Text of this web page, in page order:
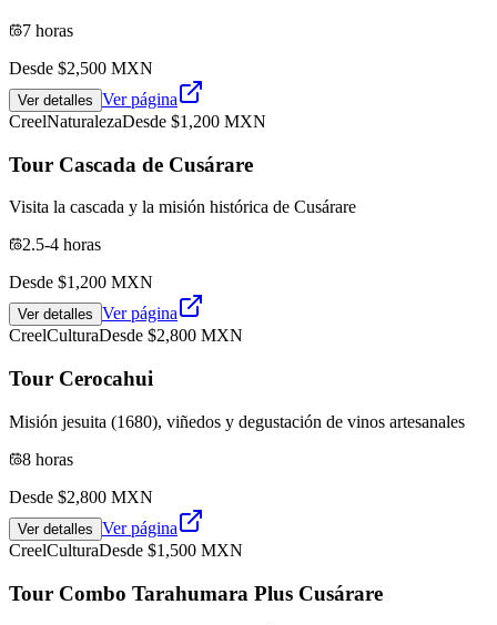
7 horas
Desde $2,500 MXN
Ver detalles Ver página
CreelNaturalezaDesde $1,200 MXN
Tour Cascada de Cusárare
Visita la cascada y la misión histórica de Cusárare
2.5-4 horas
Desde $1,200 MXN
Ver detalles Ver página
CreelCulturaDesde $2,800 MXN
Tour Cerocahui
Misión jesuita (1680), viñedos y degustación de vinos artesanales
8 horas
Desde $2,800 MXN
Ver detalles Ver página
CreelCulturaDesde $1,500 MXN
Tour Combo Tarahumara Plus Cusárare